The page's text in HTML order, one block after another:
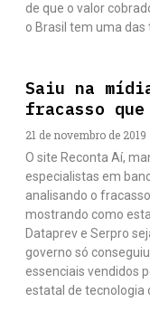
de que o valor
o Brasil tem uma das
Saiu na
fracasso
21 de novembro de 2019
O site Reconta Aí,
especialistas em
analisando o
mostrando como
Dataprev e Serpro
governo só
essenciais vendidos
estatal de tecnologia